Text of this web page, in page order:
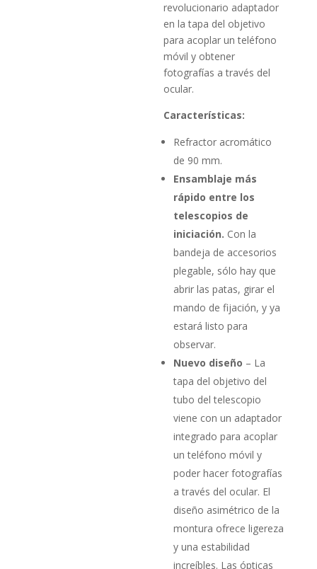
revolucionario adaptador
en la tapa del objetivo
para acoplar un teléfono
móvil y obtener
fotografías a través del
ocular.
Características:
Refractor acromático
de 90 mm.
Ensamblaje más
rápido entre los
telescopios de
iniciación. Con la
bandeja de accesorios
plegable, sólo hay que
abrir las patas, girar el
mando de fijación, y ya
estará listo para
observar.
Nuevo diseño – La
tapa del objetivo del
tubo del telescopio
viene con un adaptador
integrado para acoplar
un teléfono móvil y
poder hacer fotografías
a través del ocular. El
diseño asimétrico de la
montura ofrece ligereza
y una estabilidad
increíbles. Las ópticas